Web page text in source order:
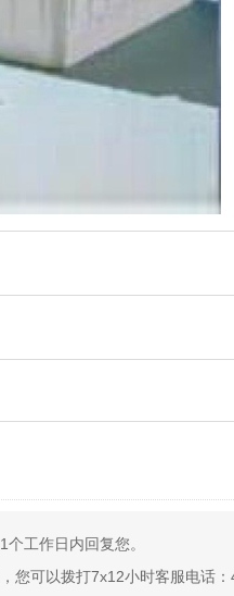
工作日内回复您。
您可以拨打7x12小时客服电话：